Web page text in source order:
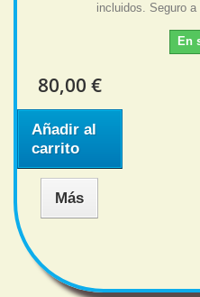
incluidos. Seguro
En
80,00 €
Añadir al
carrito
Más